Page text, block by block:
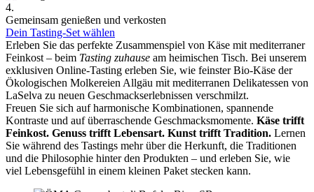
4.
Gemeinsam genießen und verkosten
Dein Tasting-Set wählen
Erleben Sie das perfekte Zusammenspiel von Käse mit mediterraner
Feinkost – beim Tasting zuhause am heimischen Tisch. Bei unserem
exklusiven Online-Tasting erleben Sie, wie feinster Bio-Käse der
Ökologischen Molkereien Allgäu mit mediterranen Delikatessen von
LaSelva zu neuen Geschmackserlebnissen verschmilzt.
Freuen Sie sich auf harmonische Kombinationen, spannende
Kontraste und auf überraschende Geschmacksmomente. Käse trifft
Feinkost. Genuss trifft Lebensart. Kunst trifft Tradition. Lernen
Sie während des Tastings mehr über die Herkunft, die Traditionen
und die Philosophie hinter den Produkten – und erleben Sie, wie
viel Lebensgefühl in einem kleinen Paket stecken kann.